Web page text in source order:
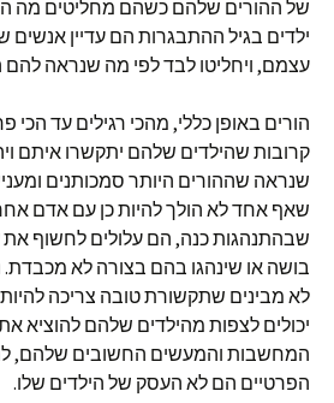
של ההורים שלהם כשהם מחליטים מה
ילדים בגיל ההתבגרות הם עדיין אנשים
עצמם, ויחליטו לבד לפי מה שנראה להם
הורים באופן כללי, מהכי רגילים עד
קרובות שהילדים שלהם יתקשרו איתם
שנראה שההורים היותר סמכותנים
שאף אחד לא הולך להיות כן עם אדם
שבהתנהגות כנה, הם עלולים לחשוף
בושה או שינהגו בהם בצורה לא
לא מבינים שתקשורת טובה צריכה להיות
יכולים לצפות מהילדים שלהם להוציא
המחשבות והמעשים החשובים שלהם,
הפרטיים הם לא העסק של הילדים שלו.